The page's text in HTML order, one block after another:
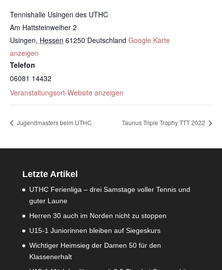
Tennishalle Usingen des UTHC
Am Hattsteinweiher 2
Usingen, Hessen 61250 Deutschland Google Karte
anzeigen
Telefon
06081 14432
Veranstaltungsort-Website anzeigen
Jugendmasters beim UTHC Taunus Triple Trophy TTT 2022
Letzte Artikel
UTHC Ferienliga – drei Samstage voller Tennis und
guter Laune
Herren 30 auch im Norden nicht zu stoppen
U15-1 Juniorinnen bleiben auf Siegeskurs
Wichtiger Heimsieg der Damen 50 für den
Klassenerhalt